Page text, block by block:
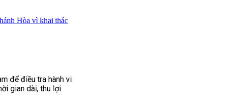
Hòa vì khai thác
để điều tra hành vi
gian dài, thu lợi